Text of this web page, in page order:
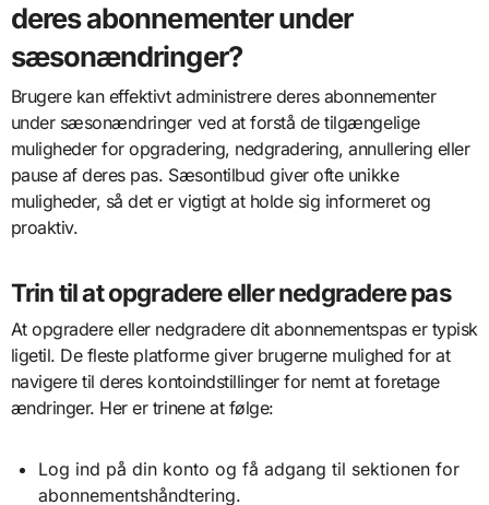
deres abonnementer under
sæsonændringer?
Brugere kan effektivt administrere deres abonnementer
under sæsonændringer ved at forstå de tilgængelige
muligheder for opgradering, nedgradering, annullering eller
pause af deres pas. Sæsontilbud giver ofte unikke
muligheder, så det er vigtigt at holde sig informeret og
proaktiv.
Trin til at opgradere eller nedgradere pas
At opgradere eller nedgradere dit abonnementspas er typisk
ligetil. De fleste platforme giver brugerne mulighed for at
navigere til deres kontoindstillinger for nemt at foretage
ændringer. Her er trinene at følge:
Log ind på din konto og få adgang til sektionen for
abonnementshåndtering.